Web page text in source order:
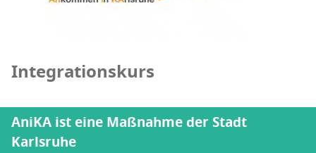
Integrationskurs
AniKA ist eine Maßnahme der Stadt
Karlsruhe